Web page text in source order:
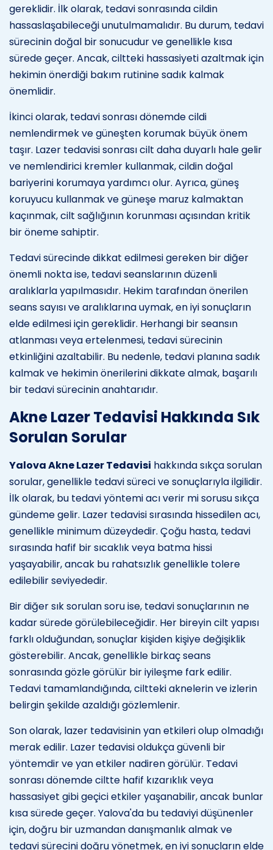
gereklidir. İlk olarak, tedavi sonrasında cildin
hassaslaşabileceği unutulmamalıdır. Bu durum, tedavi
sürecinin doğal bir sonucudur ve genellikle kısa
sürede geçer. Ancak, ciltteki hassasiyeti azaltmak için
hekimin önerdiği bakım rutinine sadık kalmak
önemlidir.
İkinci olarak, tedavi sonrası dönemde cildi
nemlendirmek ve güneşten korumak büyük önem
taşır. Lazer tedavisi sonrası cilt daha duyarlı hale gelir
ve nemlendirici kremler kullanmak, cildin doğal
bariyerini korumaya yardımcı olur. Ayrıca, güneş
koruyucu kullanmak ve güneşe maruz kalmaktan
kaçınmak, cilt sağlığının korunması açısından kritik
bir öneme sahiptir.
Tedavi sürecinde dikkat edilmesi gereken bir diğer
önemli nokta ise, tedavi seanslarının düzenli
aralıklarla yapılmasıdır. Hekim tarafından önerilen
seans sayısı ve aralıklarına uymak, en iyi sonuçların
elde edilmesi için gereklidir. Herhangi bir seansın
atlanması veya ertelenmesi, tedavi sürecinin
etkinliğini azaltabilir. Bu nedenle, tedavi planına sadık
kalmak ve hekimin önerilerini dikkate almak, başarılı
bir tedavi sürecinin anahtarıdır.
Akne Lazer Tedavisi Hakkında Sık
Sorulan Sorular
Yalova Akne Lazer Tedavisi hakkında sıkça sorulan
sorular, genellikle tedavi süreci ve sonuçlarıyla ilgilidir.
İlk olarak, bu tedavi yöntemi acı verir mi sorusu sıkça
gündeme gelir. Lazer tedavisi sırasında hissedilen acı,
genellikle minimum düzeydedir. Çoğu hasta, tedavi
sırasında hafif bir sıcaklık veya batma hissi
yaşayabilir, ancak bu rahatsızlık genellikle tolere
edilebilir seviyededir.
Bir diğer sık sorulan soru ise, tedavi sonuçlarının ne
kadar sürede görülebileceğidir. Her bireyin cilt yapısı
farklı olduğundan, sonuçlar kişiden kişiye değişiklik
gösterebilir. Ancak, genellikle birkaç seans
sonrasında gözle görülür bir iyileşme fark edilir.
Tedavi tamamlandığında, ciltteki aknelerin ve izlerin
belirgin şekilde azaldığı gözlemlenir.
Son olarak, lazer tedavisinin yan etkileri olup olmadığı
merak edilir. Lazer tedavisi oldukça güvenli bir
yöntemdir ve yan etkiler nadiren görülür. Tedavi
sonrası dönemde ciltte hafif kızarıklık veya
hassasiyet gibi geçici etkiler yaşanabilir, ancak bunlar
kısa sürede geçer. Yalova'da bu tedaviyi düşünenler
için, doğru bir uzmandan danışmanlık almak ve
tedavi sürecini doğru yönetmek, en iyi sonuçların elde